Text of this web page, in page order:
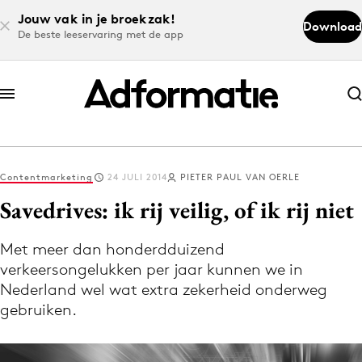
Jouw vak in je broekzak!
De beste leeservaring met de app
Download
Abonneer nu
Abonneer nu
Log in
Download de app
Volg het laatste nieuws via de Adformatie
Nieuws app
Contentmarketing 24 JULI 2014 PIETER PAUL VAN OERLE
Savedrives: ik rij veilig, of ik rij niet
Met meer dan honderdduizend
verkeersongelukken per jaar kunnen we in
Nederland wel wat extra zekerheid onderweg
gebruiken.